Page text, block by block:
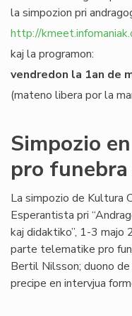
la simpozion pri
http://
kaj la programon:
vendredon la 1an de
(mateno libera por la
Simpozio
pro
La simpozio de Kultura
Esperantista pri
kaj didaktiko”, 1-3
parte telematike pro
Bertil Nilsson; duono
precipe en intervjua